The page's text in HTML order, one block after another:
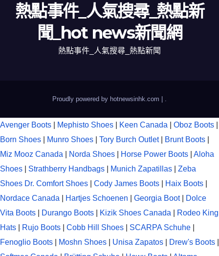
熱點事件_人氣搜尋_熱點新
聞_hot news新聞網
熱點事件_人氣搜尋_熱點新聞
Proudly powered by hotnewsinhk.com |
Avenger Boots Mephisto Shoes Keen Canada Oboz Boots
Born Shoes
Munro Shoes Tory Burch Outlet Brunt Boots
Miz Mooz Canada
Norda Shoes Horse Power Boots
Aloha
Shoes
Strathberry Handbags Munich Zapatillas
Zeba
Shoes Dr. Comfort Shoes Cody James Boots Haix Boots
Nordace Canada
Hartjes Schoenen Georgia Boot|
Dolce
Vita Boots
Durango Boots Kizik Shoes Canada
Rodeo King
Hats
Rujo Boots Cobb Hill Shoes SCARPA Schuhe
Fenoglio Boots
Moshn Shoes Unisa Zapatos Drew's Boots